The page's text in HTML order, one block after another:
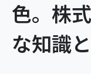
色。 株
な知識